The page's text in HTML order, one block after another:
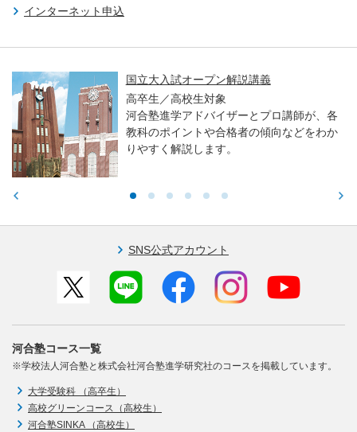
インターネット申込
国立大入試オープン解説講義
高卒生／高校生対象
河合塾進学アドバイザーとプロ講師が、各
教科のポイントや合格者の傾向などをわか
りやすく解説します。
SNS公式アカウント
河合塾コース一覧
※学校法人河合塾と株式会社河合塾進学研究社のコースを掲載しています。
大学受験科 （高卒生）
高校グリーンコース（高校生）
河合塾SINKA （高校生）